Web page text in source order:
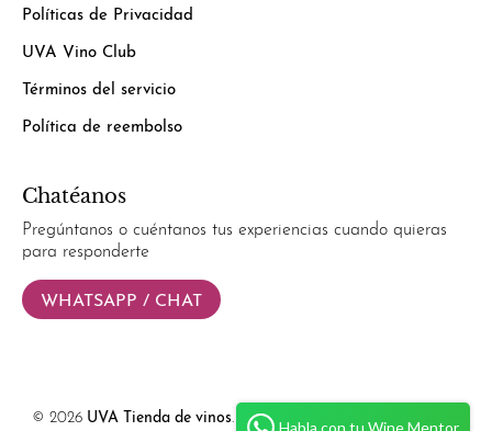
Políticas de Privacidad
UVA Vino Club
Términos del servicio
Política de reembolso
Chatéanos
Pregúntanos o cuéntanos tus experiencias cuando quieras
para responderte
WHATSAPP / CHAT
© 2026 UVA Tienda de vinos. Powered byHabla con tu Wine Mentor